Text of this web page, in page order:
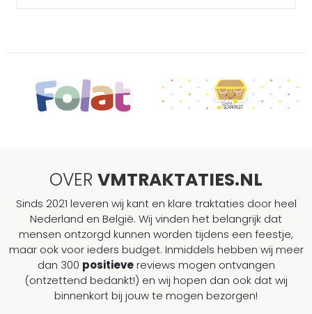
OVER VMTRAKTATIES.NL
Sinds 2021 leveren wij kant en klare traktaties door heel
Nederland en België. Wij vinden het belangrijk dat
mensen ontzorgd kunnen worden tijdens een feestje,
maar ook voor ieders budget. Inmiddels hebben wij meer
dan 300 positievereviews mogen ontvangen
(ontzettend bedankt!) en wij hopen dan ook dat wij
binnenkort bij jouw te mogen bezorgen!